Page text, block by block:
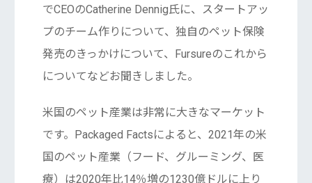
でCEOのCatherine Dennig氏に、スタートアッ
プのチーム作りについて、独自のペット保険
発売のきっかけについて、Fursureのこれから
についてなどお聞きしました。
米国のペット産業は非常に大きなマーケット
です。Packaged Factsによると、2021年の米
国のペット産業（フード、グルーミング、医
療）は2020年比14％増の1230億ドルに上り